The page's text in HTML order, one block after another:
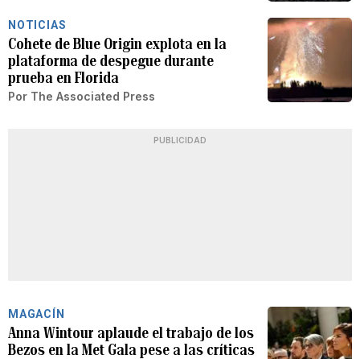
NOTICIAS
Cohete de Blue Origin explota en la
plataforma de despegue durante
prueba en Florida
Por The Associated Press
PUBLICIDAD
MAGACÍN
Anna Wintour aplaude el trabajo de los
Bezos en la Met Gala pese a las críticas